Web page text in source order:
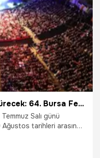
Bursa'da festival 21 gün sürecek: 64. Bursa Festivali'nde sahne alacak sanatçılar belli oldu
Salı günü
tarihleri arasında